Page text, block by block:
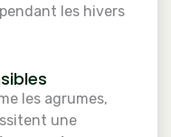
les hivers
les agrumes,
une